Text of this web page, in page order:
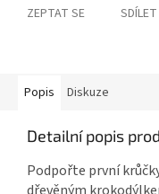
ZEPTAT SE SDÍLET
Popis Diskuze
Detailní popis
Podpořte první